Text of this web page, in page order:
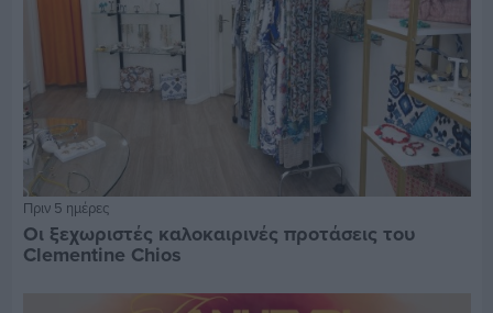
Πριν 5 ημέρες
Οι ξεχωριστές καλοκαιρινές προτάσεις του
Clementine Chios